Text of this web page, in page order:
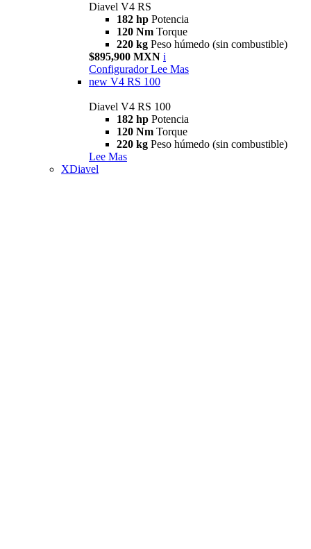
Diavel V4 RS
182 hp Potencia
120 Nm Torque
220 kg Peso húmedo (sin combustible)
$895,900 MXN i
Configurador Lee Mas
new V4 RS 100
Diavel V4 RS 100
182 hp Potencia
120 Nm Torque
220 kg Peso húmedo (sin combustible)
Lee Mas
XDiavel